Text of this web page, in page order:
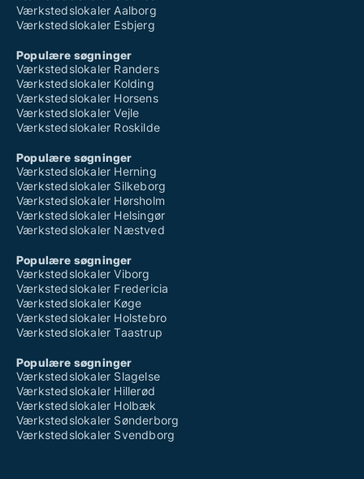
Værkstedslokaler Aalborg
Værkstedslokaler Esbjerg
Populære søgninger
Værkstedslokaler Randers
Værkstedslokaler Kolding
Værkstedslokaler Horsens
Værkstedslokaler Vejle
Værkstedslokaler Roskilde
Populære søgninger
Værkstedslokaler Herning
Værkstedslokaler Silkeborg
Værkstedslokaler Hørsholm
Værkstedslokaler Helsingør
Værkstedslokaler Næstved
Populære søgninger
Værkstedslokaler Viborg
Værkstedslokaler Fredericia
Værkstedslokaler Køge
Værkstedslokaler Holstebro
Værkstedslokaler Taastrup
Populære søgninger
Værkstedslokaler Slagelse
Værkstedslokaler Hillerød
Værkstedslokaler Holbæk
Værkstedslokaler Sønderborg
Værkstedslokaler Svendborg